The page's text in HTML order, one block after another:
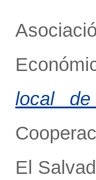
local
El